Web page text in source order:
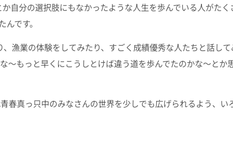
自分の選択肢にもなかったような人生を歩んでいる人がた
です。
漁業の体験をしてみたり、すごく成績優秀な人たちと話し
もっと早くにこうしとけば違う道を歩んでたのかな～とか
春真っ只中のみなさんの世界を少しでも広げられるよう、い